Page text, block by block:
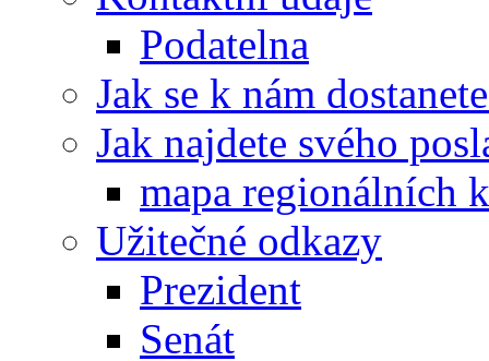
Podatelna
Jak se k nám
Jak najdete svého
mapa regionálních
Užitečné odkazy
Prezident
Senát